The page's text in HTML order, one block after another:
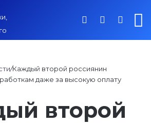
Switch
Войти
/Каждый второй россиянин
даже за высокую оплату
второй